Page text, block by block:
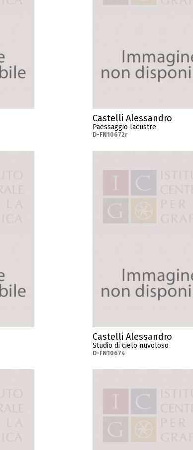
Castelli Alessandro
Paessaggio lacustre
D-FN10672r
Castelli Alessandro
Studio di cielo nuvoloso
D-FN10674